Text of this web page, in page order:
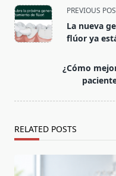
PREVIOUS
La nueva
flúor ya
¿Cómo
RELATED POSTS